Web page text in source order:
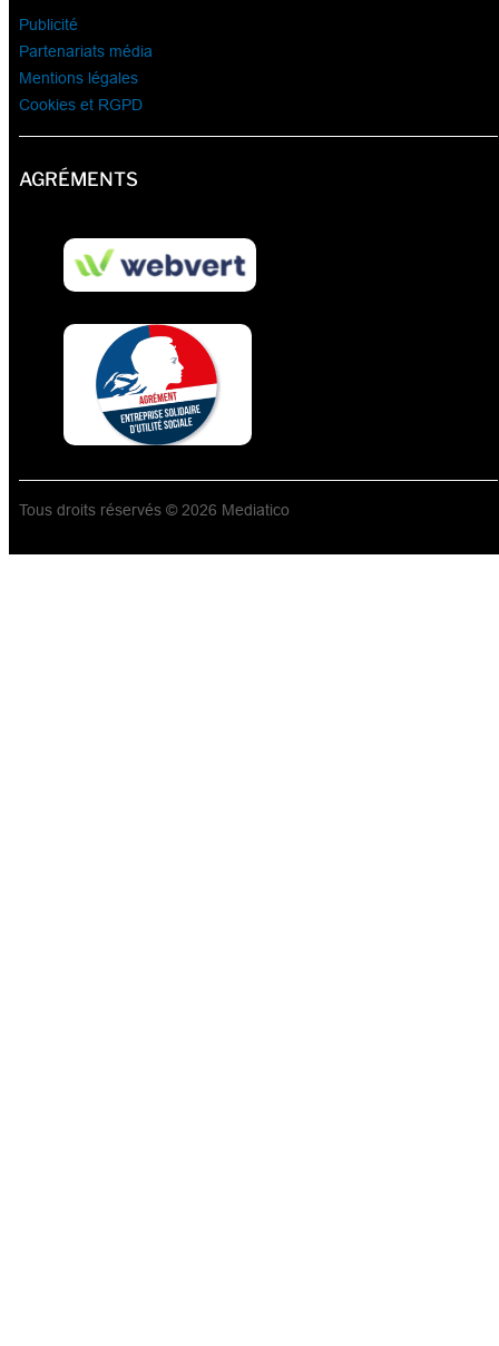
Publicité
Partenariats média
Mentions légales
Cookies et RGPD
AGRÉMENTS
Tous droits réservés © 2026 Mediatico